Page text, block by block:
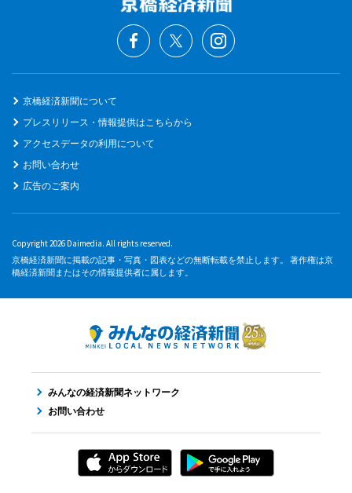
京橋経済新聞について
プレスリリース・情報提供はこちらから
アクセスデータの利用について
お問い合わせ
広告のご案内
Copyright 2026 Daimedia. All rights reserved.
京橋経済新聞に掲載の記事・写真・図表などの無断転載を禁止します。 著作権は京
橋経済新聞またはその情報提供者に属します。
みんなの経済新聞ネットワーク
お問い合わせ